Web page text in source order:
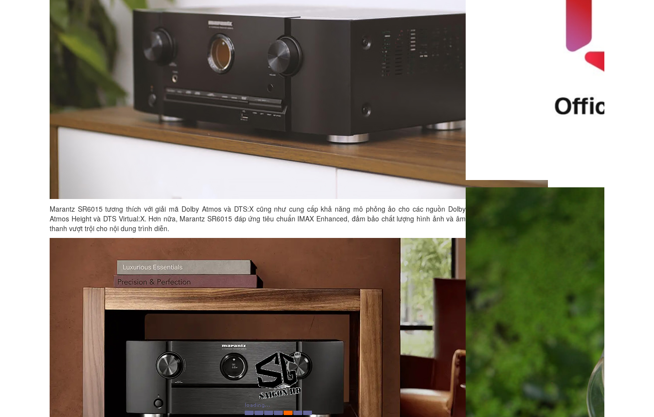
Marantz SR6015 tương thích với giải mã Dolby Atmos và DTS:X cũng như cung cấp khả năng mô phỏng ảo cho các nguồn Dolby
Atmos Height và DTS Virtual:X. Hơn nữa, Marantz SR6015 đáp ứng tiêu chuẩn IMAX Enhanced, đảm bảo chất lượng hình ảnh và âm
thanh vượt trội cho nội dung trình diễn.